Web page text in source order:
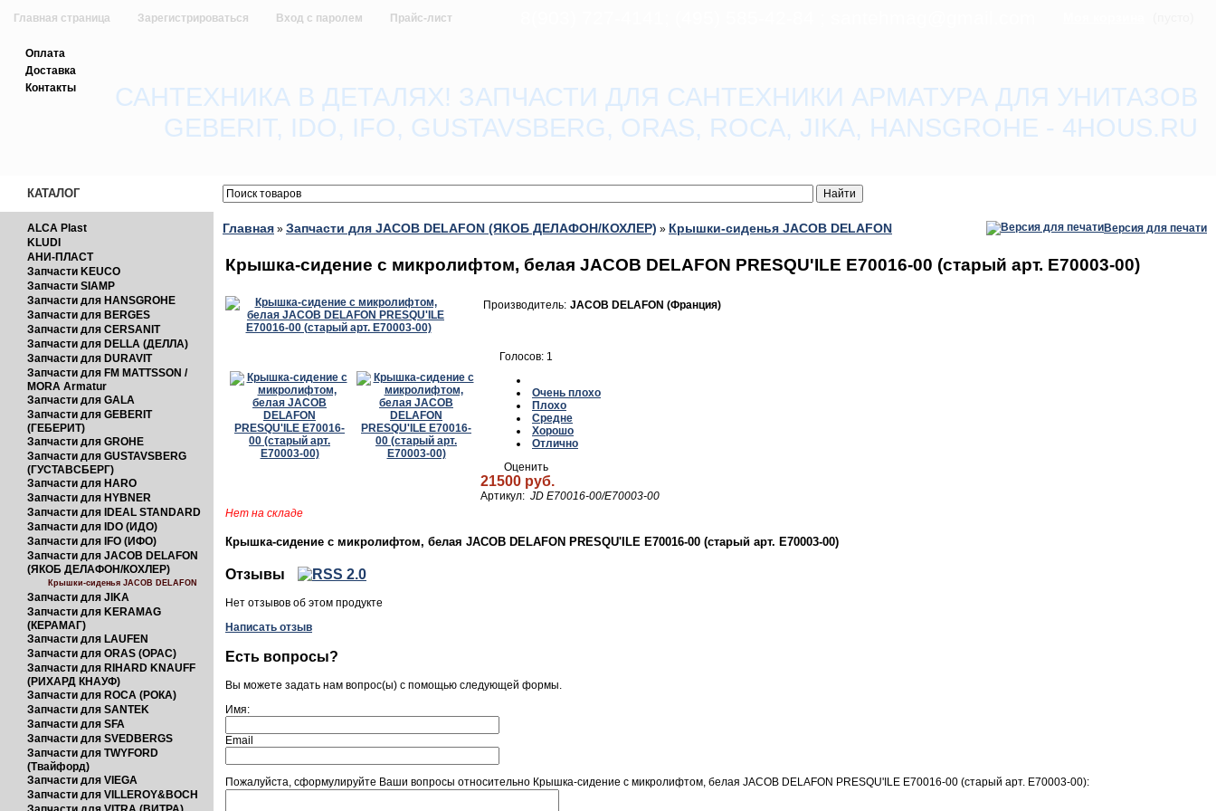
Главная страница Зарегистрироваться Вход с паролем Прайс-лист
Обратная связь
Оплата
Доставка
Контакты
САНТЕХНИКА В ДЕТАЛЯХ! ЗАПЧАСТИ ДЛЯ САНТЕХНИКИ АРМАТУРА ДЛЯ УНИТАЗОВ
GEBERIT, IDO, IFO, GUSTAVSBERG, ORAS, ROCA, JIKA, HANSGROHE - 4HOUS.RU
КАТАЛОГ
ALCA Plast
KLUDI
АНИ-ПЛАСТ
Запчасти KEUCO
Запчасти SIAMP
Запчасти для HANSGROHE
Запчасти для BERGES
Запчасти для CERSANIT
Запчасти для DELLA (ДЕЛЛА)
Запчасти для DURAVIT
Запчасти для FM MATTSSON /
MORA Armatur
Запчасти для GALA
Запчасти для GEBERIT
(ГЕБЕРИТ)
Запчасти для GROHE
Запчасти для GUSTAVSBERG
(ГУСТАВСБЕРГ)
Запчасти для HARO
Запчасти для HYBNER
Запчасти для IDEAL STANDARD
Запчасти для IDO (ИДО)
Запчасти для IFO (ИФО)
Запчасти для JACOB DELAFON
(ЯКОБ ДЕЛАФОН/КОХЛЕР)
Крышки-сиденья JACOB DELAFON
Запчасти для JIKA
Запчасти для KERAMAG
(КЕРАМАГ)
Запчасти для LAUFEN
Запчасти для ORAS (ОРАС)
Запчасти для RIHARD KNAUFF
(РИХАРД КНАУФ)
Запчасти для ROCA (РОКА)
Запчасти для SANTEK
Запчасти для SFA
Запчасти для SVEDBERGS
Запчасти для TWYFORD
(Твайфорд)
Запчасти для VIEGA
Запчасти для VILLEROY&BOCH
Главная » Запчасти для JACOB DELAFON (ЯКОБ ДЕЛАФОН/КОХЛЕР) » Крышки-сиденья JACOB DELAFON Версия для печати
Крышка-сидение с микролифтом, белая JACOB DELAFON PRESQU'ILE E70016-00 (старый арт. E70003-00)
Производитель: JACOB DELAFON (Франция)
Голосов: 1
Очень плохо
Плохо
Средне
Хорошо
Отлично
Оценить
21500 руб.
Артикул: JD E70016-00/E70003-00
Нет на складе
Крышка-сидение с микролифтом, белая JACOB DELAFON PRESQU'ILE E70016-00 (старый арт. E70003-00)
Отзывы
Нет отзывов об этом продукте
Написать отзыв
Есть вопросы?
Вы можете задать нам вопрос(ы) с помощью следующей формы.
Имя:
Email
Пожалуйста, сформулируйте Ваши вопросы относительно Крышка-сидение с микролифтом, белая JACOB DELAFON PRESQU'ILE E70016-00 (старый арт. E70003-00):